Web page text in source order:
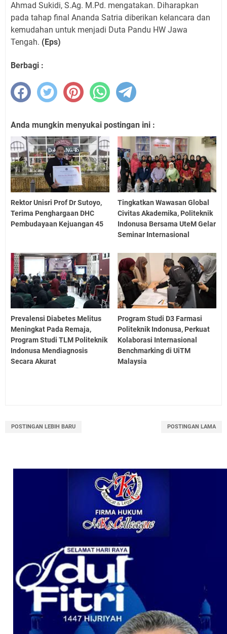
Ahmad Sukidi, S.Ag. M.Pd. mengatakan. Diharapkan
pada tahap final Ananda Satria diberikan kelancara dan
kemudahan untuk menjadi Duta Pandu HW Jawa
Tengah. (Eps)
Berbagi :
Anda mungkin menyukai postingan ini :
Rektor Unisri Prof Dr Sutoyo,
Terima Penghargaan DHC
Pembudayaan Kejuangan 45
Tingkatkan Wawasan Global
Civitas Akademika, Politeknik
Indonusa Bersama UteM Gelar
Seminar Internasional
Prevalensi Diabetes Melitus
Meningkat Pada Remaja,
Program Studi TLM Politeknik
Indonusa Mendiagnosis
Secara Akurat
Program Studi D3 Farmasi
Politeknik Indonusa, Perkuat
Kolaborasi Internasional
Benchmarking di UiTM
Malaysia
POSTINGAN LEBIH BARU POSTINGAN LAMA